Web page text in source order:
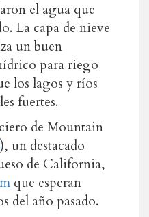
el agua que
La capa de nieve
un buen
para riego
los lagos y ríos
fuertes.
de Mountain
), un destacado
de California,
que esperan
del año pasado.